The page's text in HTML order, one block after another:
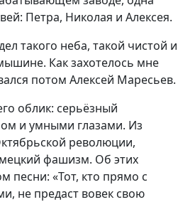
Петра, Николая и Алексея.
такого неба, такой чистой и
Как захотелось мне
потом Алексей Маресьев.
облик: серьёзный
и умными глазами. Из
революции,
фашизм. Об этих
песни: «Тот, кто прямо с
не предаст вовек свою